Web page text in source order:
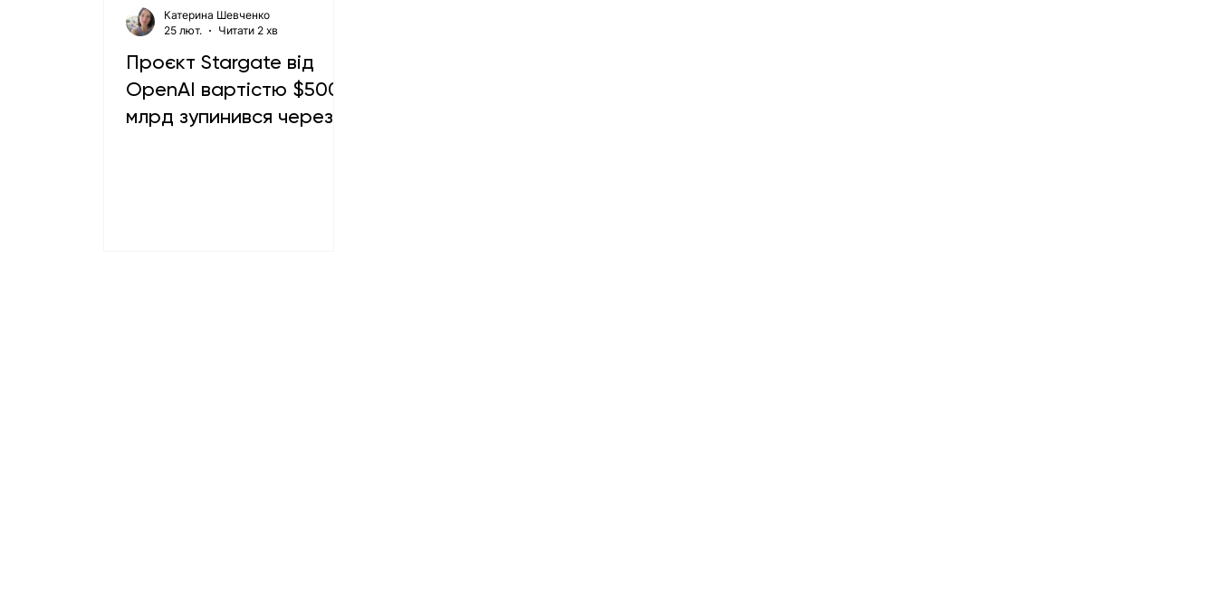
Проєкт Stargate від
OpenAI вартістю $500
млрд зупинився через
Катерина Шевченко
25 лют.
Читати 2 хв